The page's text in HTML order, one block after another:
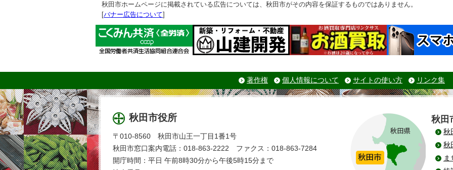
秋田市ホームページに掲載されている広告については、秋田市がその内容を保証するものではありません。
[バナー広告について]
著作権 個人情報について サイトの使い方 リンク集
秋田市役所
〒010-8560 秋田市山王一丁目1番1号
秋田市窓口案内電話：018-863-2222 ファクス：018-863-7284
開庁時間：平日 午前8時30分から午後5時15分まで
秋田
秋
秋
ま